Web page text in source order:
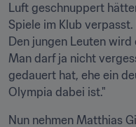
Luft geschnuppert
Spiele im Klub
Den jungen Leuten
Man darf ja nicht
gedauert hat, ehe ein
Olympia dabei ist."
Nun nehmen Matthias